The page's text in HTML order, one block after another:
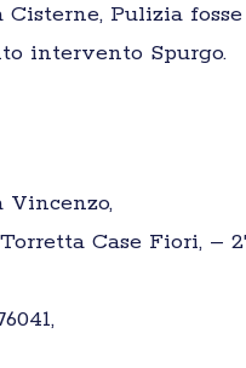
Pulizia fosse
intervento Spurgo.
Vincenzo,
Case Fiori, –